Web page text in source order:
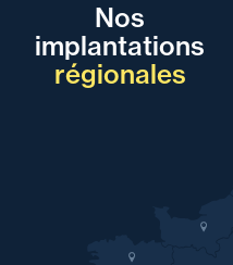
Nos
implantations
régionales